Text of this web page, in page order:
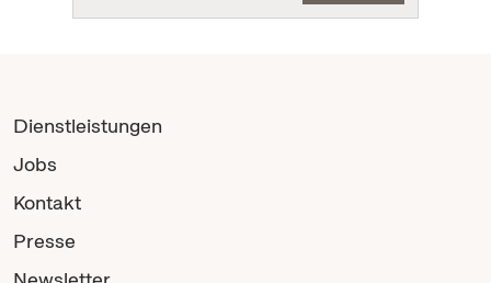
Dienstleistungen
Jobs
Kontakt
Presse